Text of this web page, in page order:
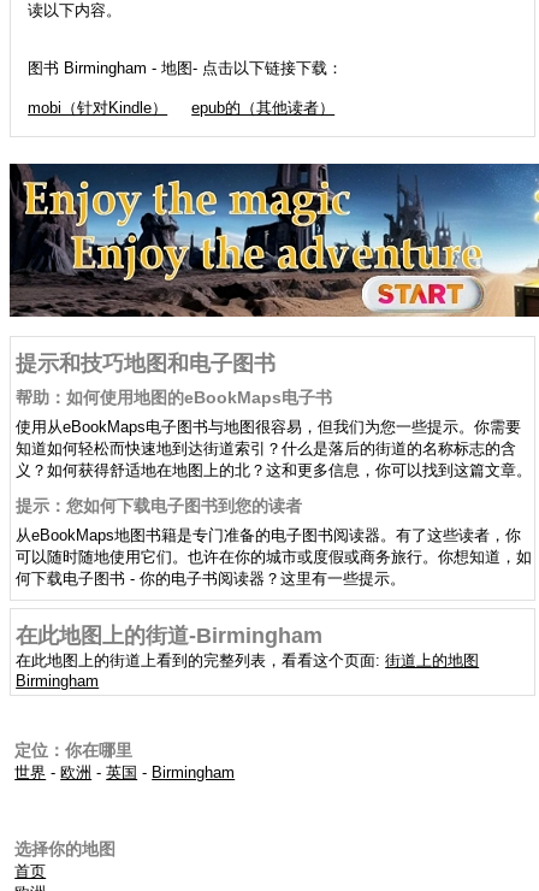
读以下内容。
图书 Birmingham - 地图- 点击以下链接下载：
mobi（针对Kindle） epub的（其他读者）
提示和技巧地图和电子图书
帮助：如何使用地图的eBookMaps电子书
使用从eBookMaps电子图书与地图很容易，但我们为您一些提示。你需要
知道如何轻松而快速地到达街道索引？什么是落后的街道的名称标志的含
义？如何获得舒适地在地图上的北？这和更多信息，你可以找到这篇文章。
提示：您如何下载电子图书到您的读者
从eBookMaps地图书籍是专门准备的电子图书阅读器。有了这些读者，你
可以随时随地使用它们。也许在你的城市或度假或商务旅行。你想知道，如
何下载电子图书 - 你的电子书阅读器？这里有一些提示。
在此地图上的街道-Birmingham
在此地图上的街道上看到的完整列表，看看这个页面:街道上的地图
Birmingham
定位：你在哪里
世界 -欧洲 -英国 - Birmingham
选择你的地图
首页